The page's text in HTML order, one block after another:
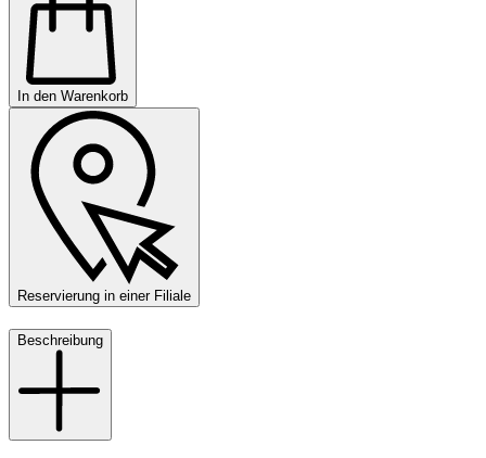
In den Warenkorb
Reservierung in einer Filiale
Beschreibung